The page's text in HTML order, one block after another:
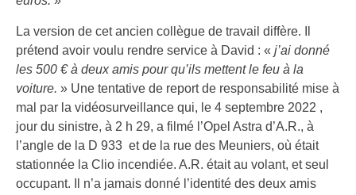
La version de cet ancien collègue de travail diffère. Il
prétend avoir voulu rendre service à David : « j’ai donné
les 500 € à deux amis pour qu’ils mettent le feu à la
voiture. » Une tentative de report de responsabilité mise à
mal par la vidéosurveillance qui, le 4 septembre 2022 ,
jour du sinistre, à 2 h 29, a filmé l’Opel Astra d’A.R., à
l’angle de la D 933 et de la rue des Meuniers, où était
stationnée la Clio incendiée. A.R. était au volant, et seul
occupant. Il n’a jamais donné l’identité des deux amis